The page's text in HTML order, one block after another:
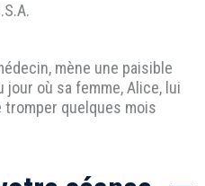
mène une paisible
où sa femme, Alice, lui
tromper quelques mois